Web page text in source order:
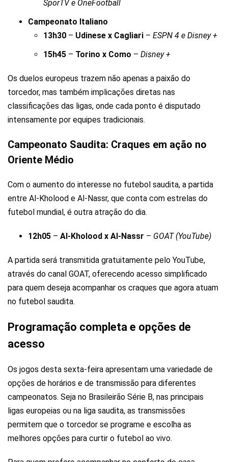
SporTV e OneFootball
Campeonato Italiano
13h30 – Udinese x Cagliari – ESPN 4 e Disney +
15h45 – Torino x Como – Disney +
Os duelos europeus trazem não apenas a paixão do
torcedor, mas também implicações diretas nas
classificações das ligas, onde cada ponto é disputado
intensamente por equipes tradicionais.
Campeonato Saudita: Craques em ação no
Oriente Médio
Com o aumento do interesse no futebol saudita, a partida
entre Al-Kholood e Al-Nassr, que conta com estrelas do
futebol mundial, é outra atração do dia.
12h05 – Al-Kholood x Al-Nassr – GOAT (YouTube)
A partida será transmitida gratuitamente pelo YouTube,
através do canal GOAT, oferecendo acesso simplificado
para quem deseja acompanhar os craques que agora atuam
no futebol saudita.
Programação completa e opções de
acesso
Os jogos desta sexta-feira apresentam uma variedade de
opções de horários e de transmissão para diferentes
campeonatos. Seja no Brasileirão Série B, nas principais
ligas europeias ou na liga saudita, as transmissões
permitem que o torcedor se programe e escolha as
melhores opções para curtir o futebol ao vivo.